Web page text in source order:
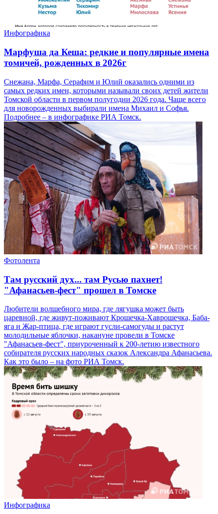
Инфографика
Марфуша да Кеша: редкие и популярные имена
томичей, рожденных в 2026г
Снежана, Марфа, Серафим и Юлий оказались одними из
самых редких имен, которыми называли своих детей жители
Томской области в первом полугодии 2026 года. Чаще всего
для новорожденных выбирали имена Михаил и Софья.
Подробнее – в инфографике РИА Томск.
Фотолента
Там русский дух... там Русью пахнет!
"Афанасьев-фест" прошел в Томске
Любители волшебного мира, где лягушка может быть
царевной, где живут-поживают Крошечка-Хаврошечка, Баба-
яга и Жар-птица, где играют гусли-самогуды и растут
молодильные яблочки, накануне провели в Томске
"Афанасьев-фест", приуроченный к 200-летию известного
собирателя русских народных сказок Александра Афанасьева.
Как это было – на фото РИА Томск.
Инфографика